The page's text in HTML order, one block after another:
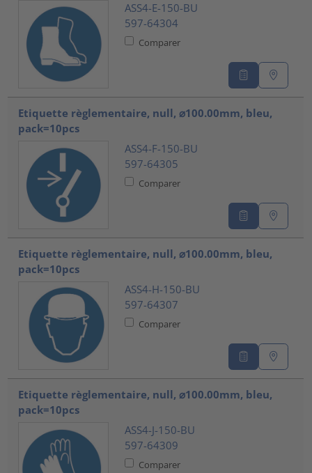
ASS4-E-150-BU
597-64304
Comparer
Etiquette règlementaire, null, ⌀100.00mm, bleu,
pack=10pcs
ASS4-F-150-BU
597-64305
Comparer
Etiquette règlementaire, null, ⌀100.00mm, bleu,
pack=10pcs
ASS4-H-150-BU
597-64307
Comparer
Etiquette règlementaire, null, ⌀100.00mm, bleu,
pack=10pcs
ASS4-J-150-BU
597-64309
Comparer